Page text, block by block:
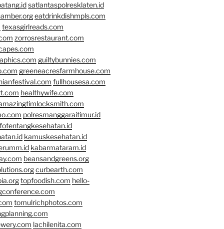
satlantaspolresklaten.id
eatdrinkdishmpls.com
texasgirlreads.com
zorrosrestaurant.com
guiltybunnies.com
greeneacresfarmhouse.com
fullhousesa.com
healthywife.com
polresmanggaraitimur.id
kamuskesehatan.id
kabarmataram.id
beansandgreens.org
curbearth.com
topfoodish.com hello-
tomulrichphotos.com
lachilenita.com